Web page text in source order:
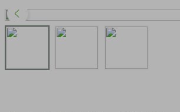
perfume